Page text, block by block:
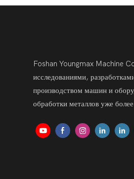
Foshan Youngmax Machine
исследованиями,
производством машин и
обработки металлов уже